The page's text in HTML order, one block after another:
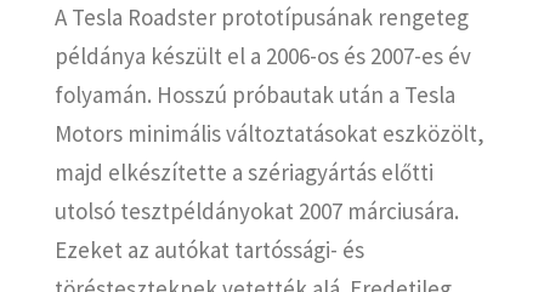
A Tesla Roadster prototípusának rengeteg
példánya készült el a 2006-os és 2007-es év
folyamán. Hosszú próbautak után a Tesla
Motors minimális változtatásokat eszközölt,
majd elkészítette a szériagyártás előtti
utolsó tesztpéldányokat 2007 márciusára.
Ezeket az autókat tartóssági- és